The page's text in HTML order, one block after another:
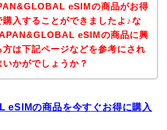
eSIMの商品がお得
購入することができましたよ♪な
eSIMの商品に興
方は下記ページなどを参考にされ
かがでしょうか？
の商品を今すぐお得に購入